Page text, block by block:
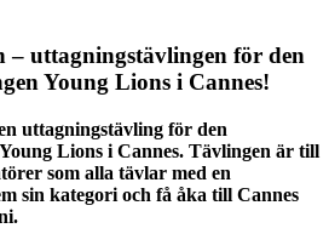
– uttagningstävlingen för den
Young Lions i Cannes!
uttagningstävling för den
Lions i Cannes. Tävlingen är till
som alla tävlar med en
sin kategori och få åka till Cannes